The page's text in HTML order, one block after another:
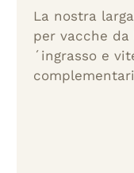
La nostra
per vacche
´ingrasso e